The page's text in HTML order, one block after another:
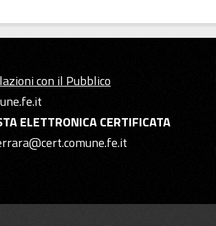
con il Pubblico
ELETTRONICA CERTIFICATA